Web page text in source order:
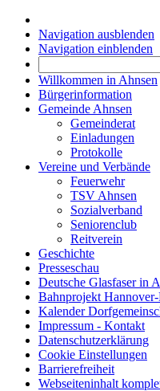
Navigation ausblenden
Navigation einblenden
Willkommen in Ahnsen
Bürgerinformation
Gemeinde Ahnsen
Gemeinderat
Einladungen
Protokolle
Vereine und Verbände
Feuerwehr
TSV Ahnsen
Sozialverband
Seniorenclub
Reitverein
Geschichte
Presseschau
Deutsche Glasfaser in
Bahnprojekt
Kalender
Impressum - Kontakt
Datenschutzerklärung
Cookie Einstellungen
Barrierefreiheit
Webseiteninhalt